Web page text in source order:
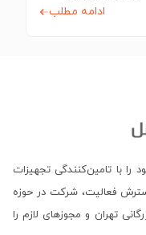
ادامه مطلب
سازه ساحل، در سال ۱۳۸۹ کار خود را با تامین‌کنندگی تجهیزات
گسترش فعالیت، شرکت در حوزه
تهران و مجوزهای لازم را